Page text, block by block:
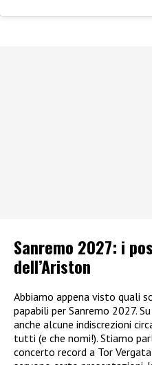
Sanremo 2027: i
dell’Ariston
Abbiamo appena visto quali
papabili per Sanremo 2027.
anche alcune indiscrezioni
tutti (e che nomi!). Stiamo
concerto record a Tor